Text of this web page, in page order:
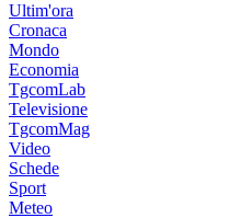
Ultim'ora
Cronaca
Mondo
Economia
TgcomLab
Televisione
TgcomMag
Video
Schede
Sport
Meteo